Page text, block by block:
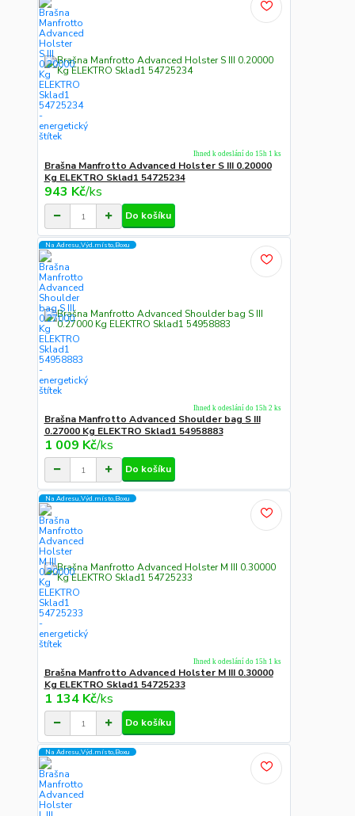
Brašna Manfrotto Advanced Holster S III 0.20000
Kg ELEKTRO Sklad1 54725234
943 Kč/ks
Ihned k odeslání do 15h 1 ks
Do košíku
Na Adresu,Výd.místo,Boxu
Brašna Manfrotto Advanced Shoulder bag S III
0.27000 Kg ELEKTRO Sklad1 54958883
1 009 Kč/ks
Ihned k odeslání do 15h 2 ks
Do košíku
Na Adresu,Výd.místo,Boxu
Brašna Manfrotto Advanced Holster M III 0.30000
Kg ELEKTRO Sklad1 54725233
1 134 Kč/ks
Ihned k odeslání do 15h 1 ks
Do košíku
Na Adresu,Výd.místo,Boxu